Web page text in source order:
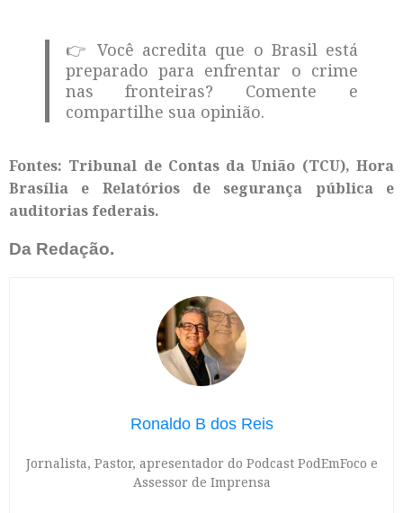
👉 Você acredita que o Brasil está
preparado para enfrentar o crime
nas fronteiras? Comente e
compartilhe sua opinião.
Fontes: Tribunal de Contas da União (TCU), Hora
Brasília e Relatórios de segurança pública e
auditorias federais.
Da Redação.
Ronaldo B dos Reis
Jornalista, Pastor, apresentador do Podcast PodEmFoco e
Assessor de Imprensa